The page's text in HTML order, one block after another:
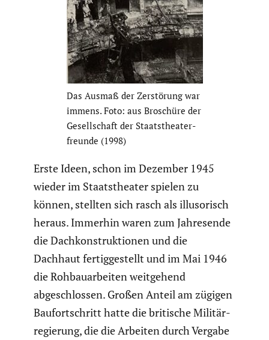
Das Ausmaß der Zerstö­rung war
immens. Foto: aus Broschüre der
Gesell­schaft der Staats­thea­ter­
freunde (1998)
Erste Ideen, schon im Dezember 1945
wieder im Staats­theater spielen zu
können, stellten sich rasch als illuso­risch
heraus. Immerhin waren zum Jahres­ende
die Dachkon­struk­tionen und die
Dachhaut fertig­ge­stellt und im Mai 1946
die Rohbau­ar­beiten weitge­hend
abgeschlossen. Großen Anteil am zügigen
Baufort­schritt hatte die britische Militär­
re­gie­rung, die die Arbeiten durch Vergabe